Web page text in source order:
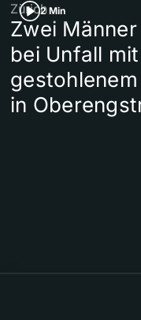
2 Min
Zürich
Zwei
bei Unfall mit
in